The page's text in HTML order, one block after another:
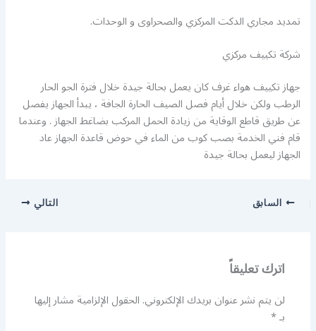
تمديد مجاري الدكت المركزي والصحراوى و الوحدات.
شركة تكييف مركزي
جهاز تكييف هواء غرف كان يعمل بحالة جيدة خلال فترة الجو الحار
الرطب ولكن خلال أيام فصل الصيف الحارة الجافة ، يبدأ الجهاز يفصل
عن طريق قاطع الوقاية من زيادة الحمل المركب بضاغط الجهاز . وعندما
قام فني الخدمة بصب كوب من الماء في حوض قاعدة الجهاز عاد
الجهاز ليعمل بحالة جيدة
السابق التالي
اترك تعليقاً
لن يتم نشر عنوان بريدك الإلكتروني.الحقول الإلزامية مشار إليها
بـ*